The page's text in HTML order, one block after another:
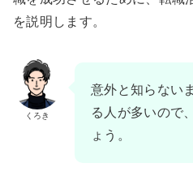
を説明します。
くろき
意外と知らない
る人が多いので
ょう。